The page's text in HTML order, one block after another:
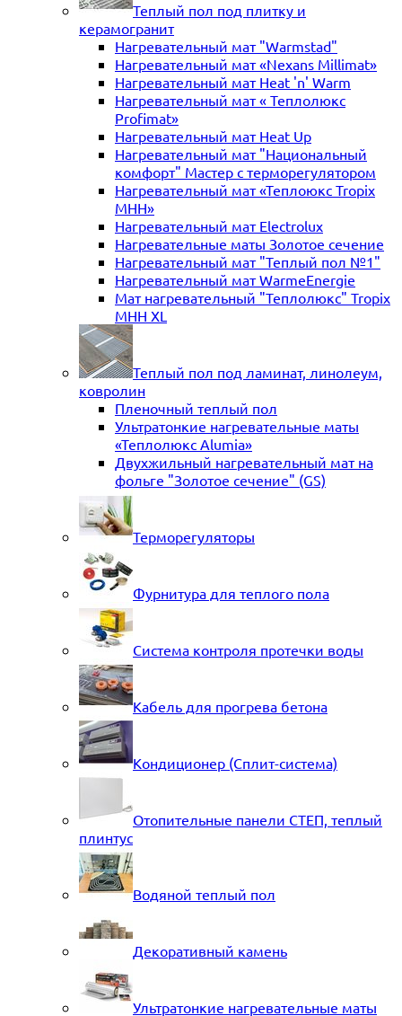
Теплый пол под плитку и
керамогранит
Нагревательный мат "Warmstad"
Нагревательный мат «Nexans Millimat»
Нагревательный мат Heat 'n' Warm
Нагревательный мат « Теплолюкс
Profimat»
Нагревательный мат Heat Up
Нагревательный мат "Национальный
комфорт" Мастер с терморегулятором
Нагревательный мат «Теплоюкс Tropix
MHH»
Нагревательный мат Electrolux
Нагревательные маты Золотое сечение
Нагревательный мат "Теплый пол №1"
Нагревательный мат WarmeEnergie
Мат нагревательный "Теплолюкс" Tropix
МНН XL
Теплый пол под ламинат, линолеум,
ковролин
Пленочный теплый пол
Ультратонкие нагревательные маты
«Теплолюкс Alumia»
Двухжильный нагревательный мат на
фольге "Золотое сечение" (GS)
Терморегуляторы
Фурнитура для теплого пола
Система контроля протечки воды
Кабель для прогрева бетона
Кондиционер (Сплит-система)
Отопительные панели СТЕП, теплый
плинтус
Водяной теплый пол
Декоративный камень
Ультратонкие нагревательные маты